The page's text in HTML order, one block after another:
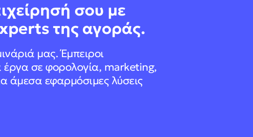
σου με
της αγοράς.
μας. Έμπειροι
έργα σε φορολογία, marketing,
άμεσα εφαρμόσιμες λύσεις